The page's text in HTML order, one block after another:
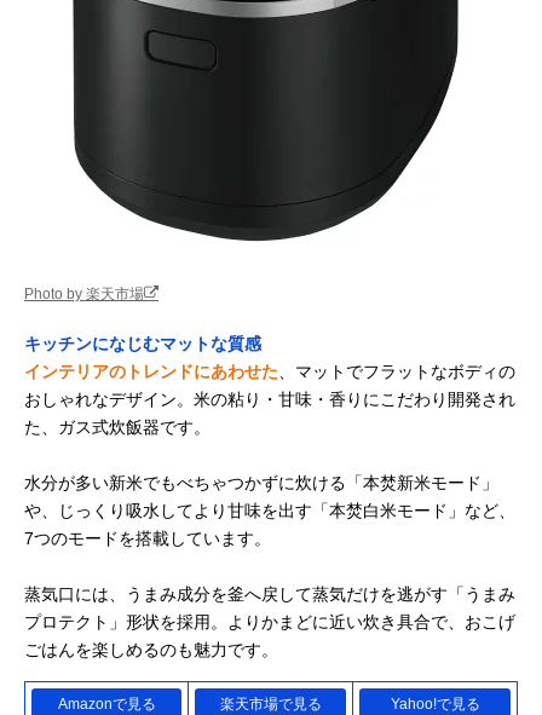
Photo by 楽天市場
キッチンになじむマットな質感
インテリアのトレンドにあわせた 、マットでフラットなボディの
おしゃれなデザイン。米の粘り・甘味・香りにこだわり開発され
た、ガス式炊飯器です。
水分が多い新米でもべちゃつかずに炊ける「本焚新米モード」
や、じっくり吸水してより甘味を出す「本焚白米モード」など、
7つのモードを搭載しています。
蒸気口には、うまみ成分を釜へ戻して蒸気だけを逃がす「うまみ
プロテクト」形状を採用。よりかまどに近い炊き具合で、おこげ
ごはんを楽しめるのも魅力です。
Amazonで見る 楽天市場で見る Yahoo!で見る